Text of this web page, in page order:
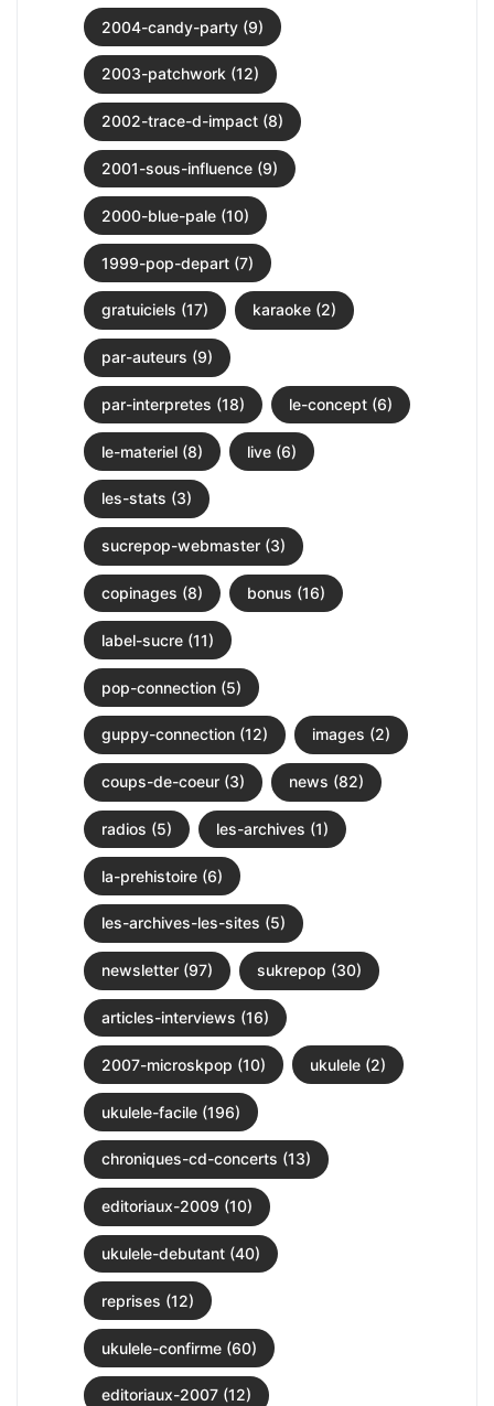
2004-candy-party (9)
2003-patchwork (12)
2002-trace-d-impact (8)
2001-sous-influence (9)
2000-blue-pale (10)
1999-pop-depart (7)
gratuiciels (17) karaoke (2)
par-auteurs (9)
par-interpretes (18) le-concept (6)
le-materiel (8) live (6)
les-stats (3)
sucrepop-webmaster (3)
copinages (8) bonus (16)
label-sucre (11)
pop-connection (5)
guppy-connection (12) images (2)
coups-de-coeur (3) news (82)
radios (5) les-archives (1)
la-prehistoire (6)
les-archives-les-sites (5)
newsletter (97) sukrepop (30)
articles-interviews (16)
2007-microskpop (10) ukulele (2)
ukulele-facile (196)
chroniques-cd-concerts (13)
editoriaux-2009 (10)
ukulele-debutant (40)
reprises (12)
ukulele-confirme (60)
editoriaux-2007 (12)